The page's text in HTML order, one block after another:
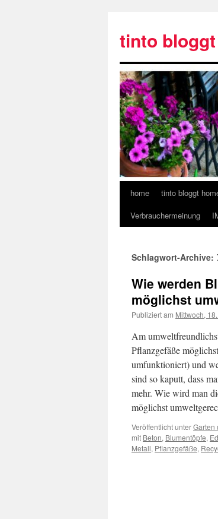
tinto bloggt
home tinto bloggt
Verbrauchermeinung
Schlagwort-Archive:
Wie werden
möglichst
Publiziert am Mittwoch,
Am
Pflanzgefäße
umfunktioniert) und
sind so kaputt, dass
mehr. Wie wird man
möglichst
Veröffentlicht unterGarten
mit Beton, Blumentöpfe,
Metall, Pflanzgefäße,